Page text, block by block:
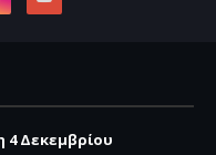
4 Δεκεμβρίου